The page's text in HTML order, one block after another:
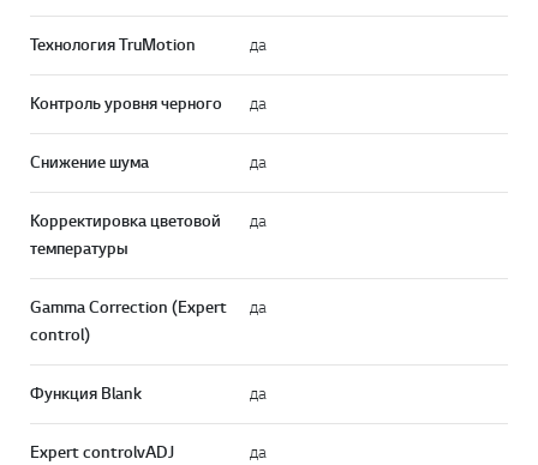
Технология TruMotion да
Контроль уровня черного да
Снижение шума да
Корректировка цветовой
температуры
да
Gamma Correction (Expert
control)
да
Функция Blank да
Expert controlvADJ да